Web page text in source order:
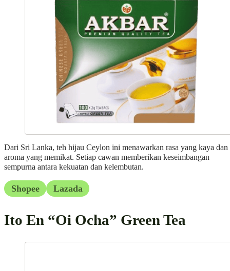
Dari Sri Lanka, teh hijau Ceylon ini menawarkan rasa yang kaya dan
aroma yang memikat. Setiap cawan memberikan keseimbangan
sempurna antara kekuatan dan kelembutan.
Shopee Lazada
Ito En “Oi Ocha” Green Tea